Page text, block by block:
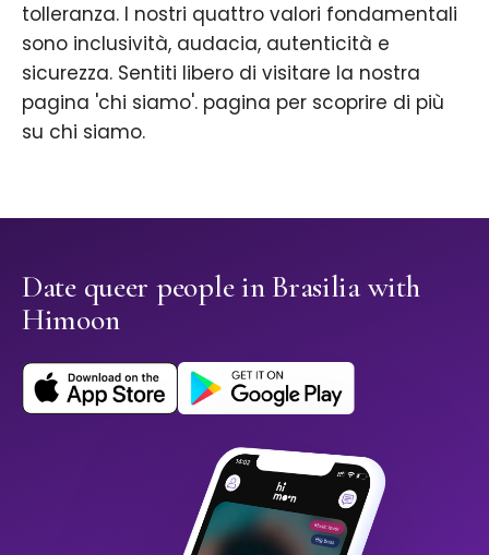
tolleranza. I nostri quattro valori fondamentali
sono inclusività, audacia, autenticità e
sicurezza. Sentiti libero di visitare la nostra
pagina 'chi siamo'. pagina per scoprire di più
su chi siamo.
Date queer people in Brasilia with
Himoon